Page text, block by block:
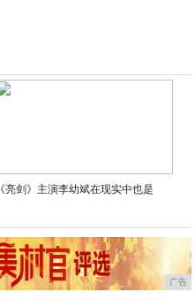
《亮剑》主演李幼斌在现实中也是
广告